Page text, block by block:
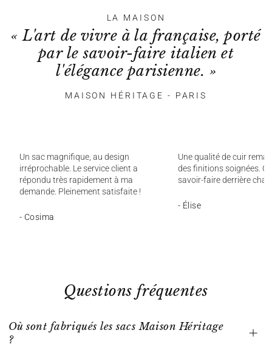
LA MAISON
« L'art de vivre à la française, porté
par le savoir-faire italien et
l'élégance parisienne. »
MAISON HÉRITAGE - PARIS
Un sac magnifique, au design
irréprochable. Le service client a
répondu très rapidement à ma
demande. Pleinement satisfaite !
- Cosima
Une qualité de cuir
des finitions soignées.
savoir-faire derrière
- Élise
Questions fréquentes
Où sont fabriqués les sacs Maison Héritage
?